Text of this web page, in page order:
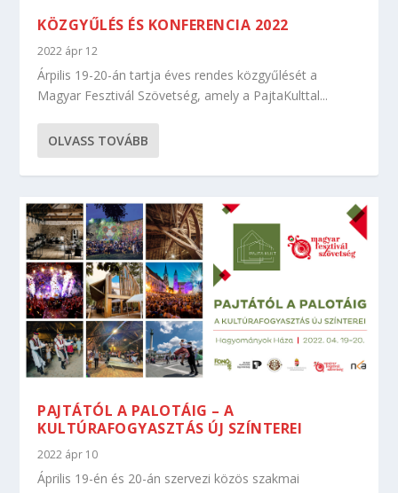
KÖZGYŰLÉS ÉS KONFERENCIA 2022
2022 ápr 12
Árpilis 19-20-án tartja éves rendes közgyűlését a
Magyar Fesztivál Szövetség, amely a PajtaKulttal...
OLVASS TOVÁBB
PAJTÁTÓL A PALOTÁIG – A
KULTÚRAFOGYASZTÁS ÚJ SZÍNTEREI
2022 ápr 10
Április 19-én és 20-án szervezi közös szakmai